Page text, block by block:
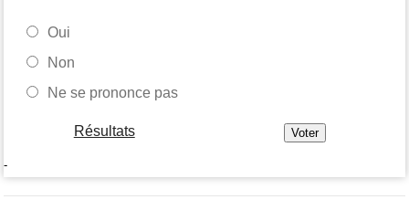
Oui
Non
Ne se prononce pas
Résultats
-